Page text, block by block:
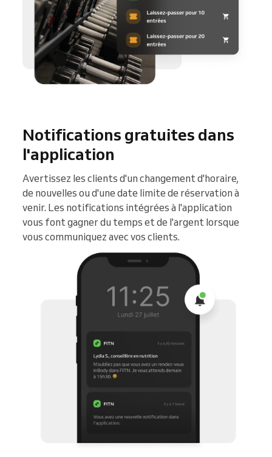
Notifications gratuites dans
l'application
Avertissez les clients d'un changement d'horaire,
de nouvelles ou d'une date limite de réservation à
venir. Les notifications intégrées à l'application
vous font gagner du temps et de l'argent lorsque
vous communiquez avec vos clients.